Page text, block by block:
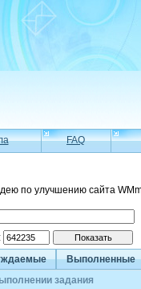
FAQ
по улучшению сайта
Выполненные
задания